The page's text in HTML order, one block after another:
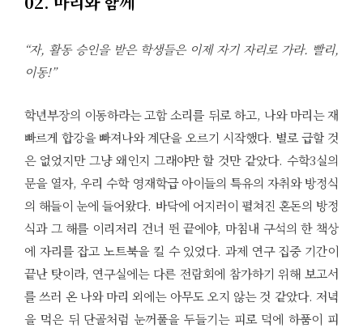
“자, 활동 승인을 받은 학생들은 이제 자기 자리로 가라. 빨리,
이동!”
학년부장의 이동하라는 고함 소리를 뒤로 하고, 나와 마리는 재
빠르게 합강을 빠져나와 계단을 오르기 시작했다. 별로 급할 것
은 없었지만 그냥 왜인지 그래야만 할 것만 같았다. 수학3실의
문을 열자, 우리 수학 영재학급 아이들의 특유의 자취와 방정식
의 해들이 눈에 들어왔다. 바닥에 어지러이 펼쳐진 혼돈의 방정
식과 그 해를 이리저리 건너 뛴 끝에야, 마침내 구석의 한 책상
에 자리를 잡고 노트북을 킬 수 있었다. 과제 연구 집중 기간이
끝난 탓이라, 연구실에는 다른 전람회에 참가하기 위해 보고서
를 쓰러 온 나와 마리 외에는 아무도 오지 않는 것 같았다. 저녁
을 먹은 뒤 단골처럼 눈꺼풀을 두들기는 피로 덕에 하품이 피